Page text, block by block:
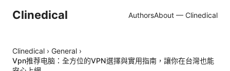
Clinedical AuthorsAbout — Clinedical
Clinedical › General ›
Vpn推荐电脑：全方位的VPN選擇與實用指南，讓你在台灣也能